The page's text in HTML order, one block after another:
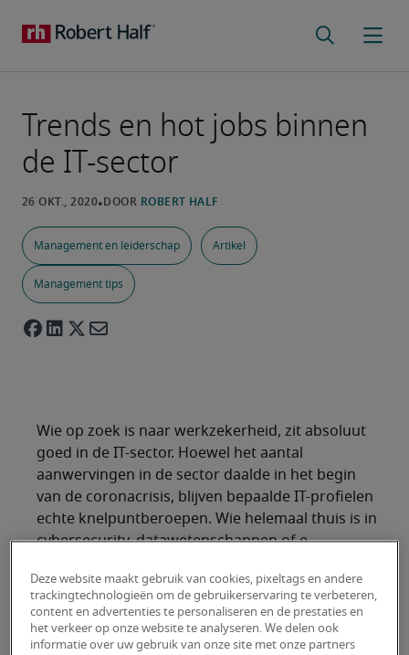
Trends en hot jobs binnen
de IT-sector
Management en leiderschap Artikel
Management tips
Wie op zoek is naar werkzekerheid, zit absoluut
goed in de IT-sector. Hoewel het aantal
aanwervingen in de sector daalde in het begin
van de coronacrisis, blijven bepaalde IT-profielen
echte knelpuntberoepen. Wie helemaal thuis is in
cybersecurity, datawetenschappen of e-
Grote vraag naar cybersecurity-
experts
Deze website maakt gebruik van cookies, pixeltags en andere
trackingtechnologieën om de gebruikerservaring te verbeteren,
content en advertenties te personaliseren en de prestaties en
het verkeer op onze website te analyseren. We delen ook
informatie over uw gebruik van onze site met onze partners